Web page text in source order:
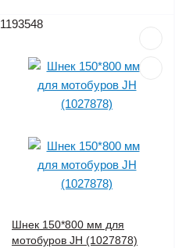
1193548
Шнек 150*800 мм для
мотобуров JH (1027878)